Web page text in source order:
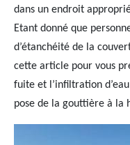
dans un endroit
Etant donné que
d’étanchéité de la
cette article pour vous
fuite et l’infiltration
pose de la gouttière à la